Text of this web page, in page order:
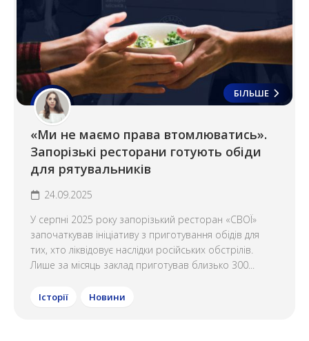
БІЛЬШЕ
«Ми не маємо права втомлюватись».
Запорізькі ресторани готують обіди
для рятувальників
24.09.2025
У серпні 2025 року запорізький ресторан «СВОЇ»
започаткував ініціативу з приготування обідів для
тих, хто ліквідовує наслідки російських обстрілів.
Лише за місяць заклад приготував близько 300...
Історії Новини